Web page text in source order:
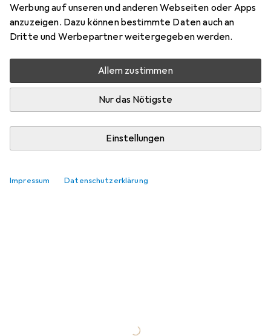
Werbung auf unseren und anderen Webseiten oder Apps
anzuzeigen. Dazu können bestimmte Daten auch an
Dritte und Werbepartner weitergegeben werden.
Allem zustimmen
Nur das Nötigste
Einstellungen
Impressum Datenschutzerklärung